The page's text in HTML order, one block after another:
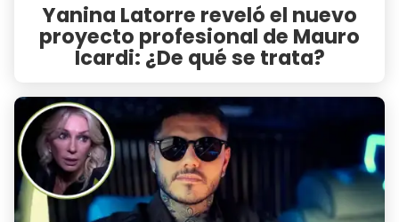
Yanina Latorre reveló el nuevo
proyecto profesional de Mauro
Icardi: ¿De qué se trata?